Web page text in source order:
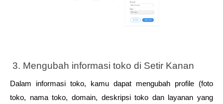
3. Mengubah informasi toko di Setir Kanan
Dalam informasi toko, kamu dapat mengubah profile (foto
toko, nama toko, domain, deskripsi toko dan layanan yang